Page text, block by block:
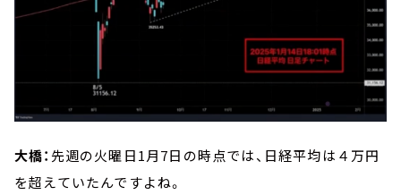
大橋： 先週の火曜日1月7日の時点では、日経平均は４万円
を超えていたんですよね。